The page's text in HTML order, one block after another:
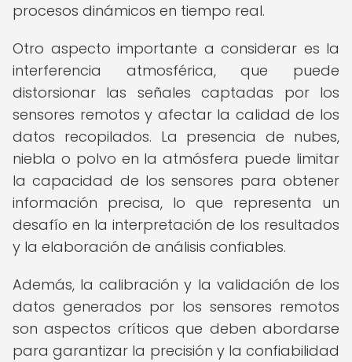
procesos dinámicos en tiempo real.
Otro aspecto importante a considerar es la
interferencia atmosférica, que puede
distorsionar las señales captadas por los
sensores remotos y afectar la calidad de los
datos recopilados. La presencia de nubes,
niebla o polvo en la atmósfera puede limitar
la capacidad de los sensores para obtener
información precisa, lo que representa un
desafío en la interpretación de los resultados
y la elaboración de análisis confiables.
Además, la calibración y la validación de los
datos generados por los sensores remotos
son aspectos críticos que deben abordarse
para garantizar la precisión y la confiabilidad